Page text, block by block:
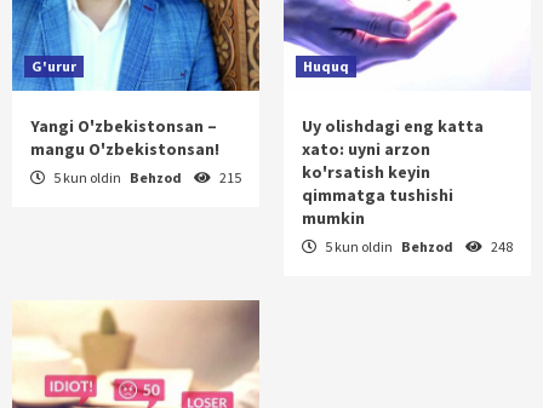
G'urur
Yangi O'zbekistonsan –
mangu O'zbekistonsan!
5 kun oldin Behzod 215
Huquq
Uy olishdagi eng katta
xato: uyni arzon
ko'rsatish keyin
qimmatga tushishi
mumkin
5 kun oldin Behzod 248